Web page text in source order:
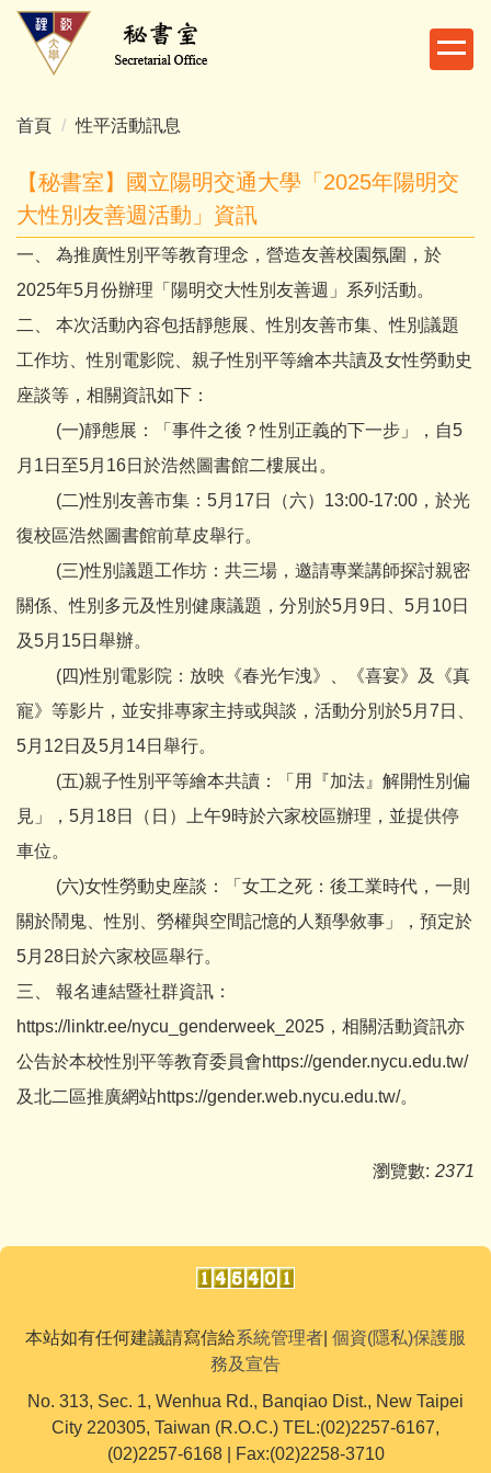
跳
內
首頁 性平活動訊息
【秘書室】國立陽明交通大學「2025年陽明交
大性別友善週活動」資訊
一、 為推廣性別平等教育理念，營造友善校園氛圍，於
2025年5月份辦理「陽明交大性別友善週」系列活動。
二、 本次活動內容包括靜態展、性別友善市集、性別議題
工作坊、性別電影院、親子性別平等繪本共讀及女性勞動史
座談等，相關資訊如下：
(一)靜態展：「事件之後？性別正義的下一步」，自5
月1日至5月16日於浩然圖書館二樓展出。
(二)性別友善市集：5月17日（六）13:00-17:00，於光
復校區浩然圖書館前草皮舉行。
(三)性別議題工作坊：共三場，邀請專業講師探討親密
關係、性別多元及性別健康議題，分別於5月9日、5月10日
及5月15日舉辦。
(四)性別電影院：放映《春光乍洩》、《喜宴》及《真
寵》等影片，並安排專家主持或與談，活動分別於5月7日、
5月12日及5月14日舉行。
(五)親子性別平等繪本共讀：「用『加法』解開性別偏
見」，5月18日（日）上午9時於六家校區辦理，並提供停
車位。
(六)女性勞動史座談：「女工之死：後工業時代，一則
關於鬧鬼、性別、勞權與空間記憶的人類學敘事」，預定於
5月28日於六家校區舉行。
三、 報名連結暨社群資訊：
https://linktr.ee/nycu_genderweek_2025，相關活動資訊亦
公告於本校性別平等教育委員會https://gender.nycu.edu.tw/
及北二區推廣網站https://gender.web.nycu.edu.tw/。
瀏覽數: 2371
本站如有任何建議請寫信給系統管理者 個資(隱私)保護服
務及宣告
No. 313, Sec. 1, Wenhua Rd., Banqiao Dist., New Taipei
City 220305, Taiwan (R.O.C.) TEL:(02)2257-6167,
(02)2257-6168 | Fax:(02)2258-3710